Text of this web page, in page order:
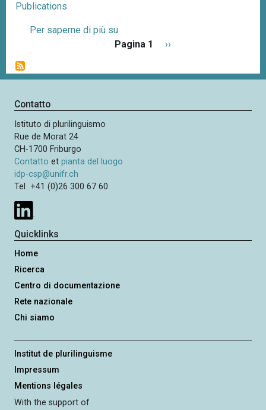
Publications
Per saperne di più su
i
o
e
g
i
a
z
i
o
n
e
Pagina 1
P
g
v
››
Contatto
Istituto di plurilinguismo
Rue de Morat 24
CH-1700 Friburgo
Contatto etpianta del luogo
idp-csp@unifr.ch
Tel +41 (0)26 300 67 60
Quicklinks
Home
Ricerca
Centro di documentazione
Rete nazionale
Chi siamo
Institut de plurilinguisme
Impressum
Mentions légales
With the support of